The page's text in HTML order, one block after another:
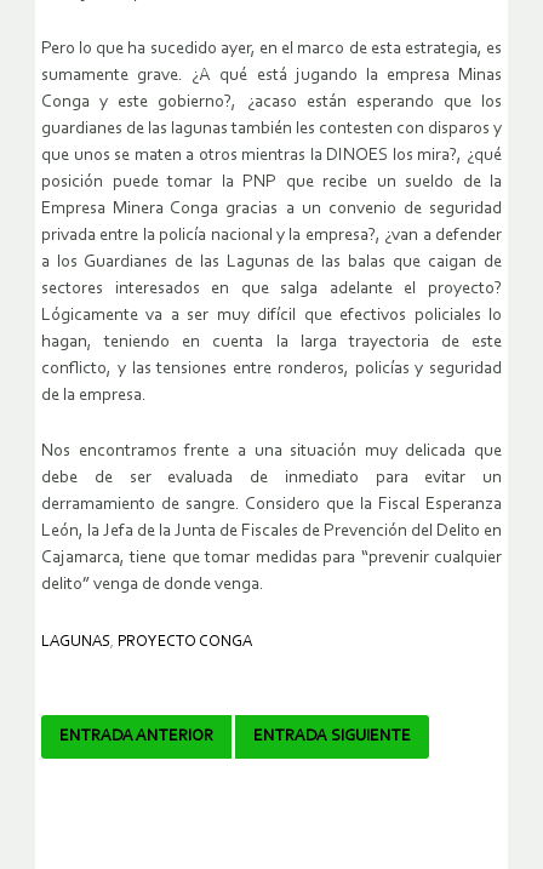
Pero lo que ha sucedido ayer, en el marco de esta estrategia, es
sumamente grave. ¿A qué está jugando la empresa Minas
Conga y este gobierno?, ¿acaso están esperando que los
guardianes de las lagunas también les contesten con disparos y
que unos se maten a otros mientras la DINOES los mira?, ¿qué
posición puede tomar la PNP que recibe un sueldo de la
Empresa Minera Conga gracias a un convenio de seguridad
privada entre la policía nacional y la empresa?, ¿van a defender
a los Guardianes de las Lagunas de las balas que caigan de
sectores interesados en que salga adelante el proyecto?
Lógicamente va a ser muy difícil que efectivos policiales lo
hagan, teniendo en cuenta la larga trayectoria de este
conflicto, y las tensiones entre ronderos, policías y seguridad
de la empresa.
Nos encontramos frente a una situación muy delicada que
debe de ser evaluada de inmediato para evitar un
derramamiento de sangre. Considero que la Fiscal Esperanza
León, la Jefa de la Junta de Fiscales de Prevención del Delito en
Cajamarca, tiene que tomar medidas para “prevenir cualquier
delito” venga de donde venga.
LAGUNAS, PROYECTO CONGA
Navegador
ENTRADA ANTERIOR ENTRADA SIGUIENTE